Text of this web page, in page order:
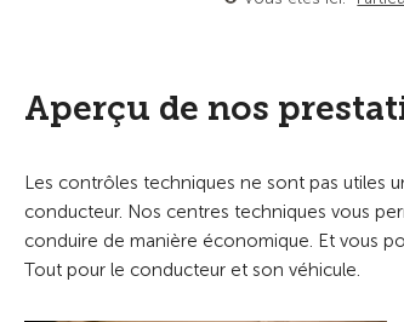
Aperçu de nos
Les contrôles techniques ne sont pas utiles
conducteur. Nos centres techniques vous
conduire de manière économique. Et vous
Tout pour le conducteur et son véhicule.